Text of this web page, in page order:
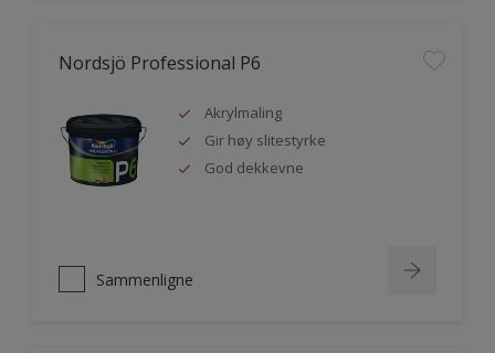
Nordsjö Professional P6
Akrylmaling
Gir høy slitestyrke
God dekkevne
Sammenligne